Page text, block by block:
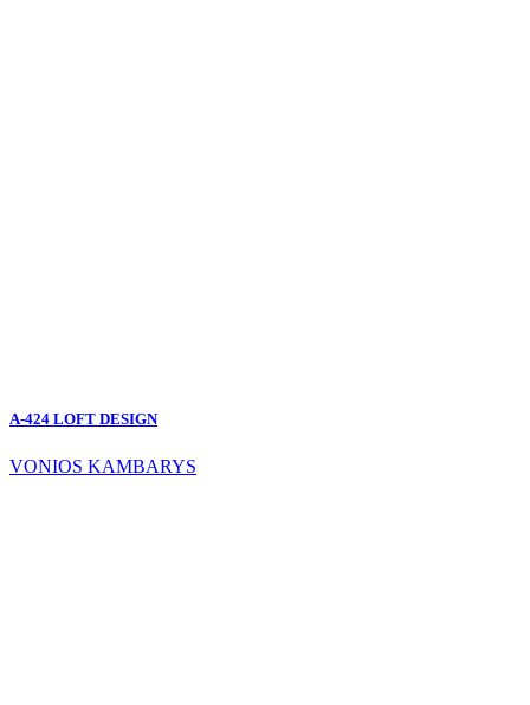
A-424 LOFT DESIGN
VONIOS KAMBARYS